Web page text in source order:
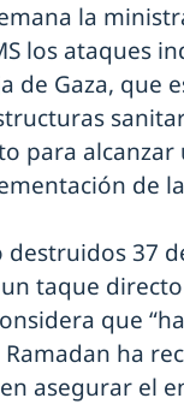
la
los ataques
de Gaza, que
para
de
destruidos 37
taque
que
ha
asegurar el